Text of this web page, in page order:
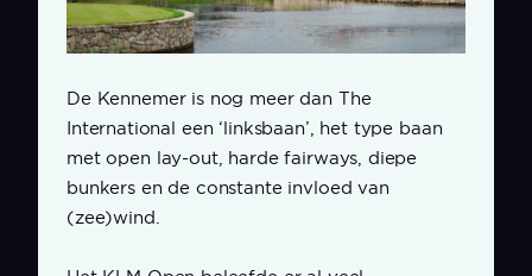
De Kennemer is nog meer dan The
International een ‘linksbaan’, het type baan
met open lay-out, harde fairways, diepe
bunkers en de constante invloed van
(zee)wind.